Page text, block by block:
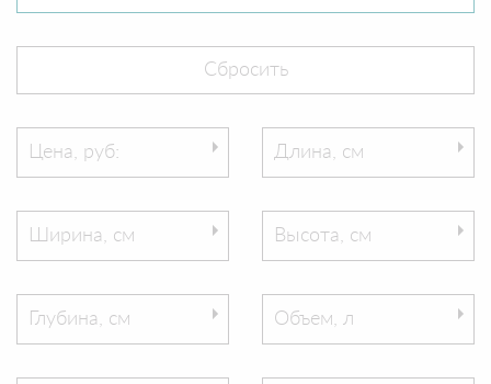
Цена, руб: Длина, см
Ширина, см Высота, см
Глубина, см Объем, л